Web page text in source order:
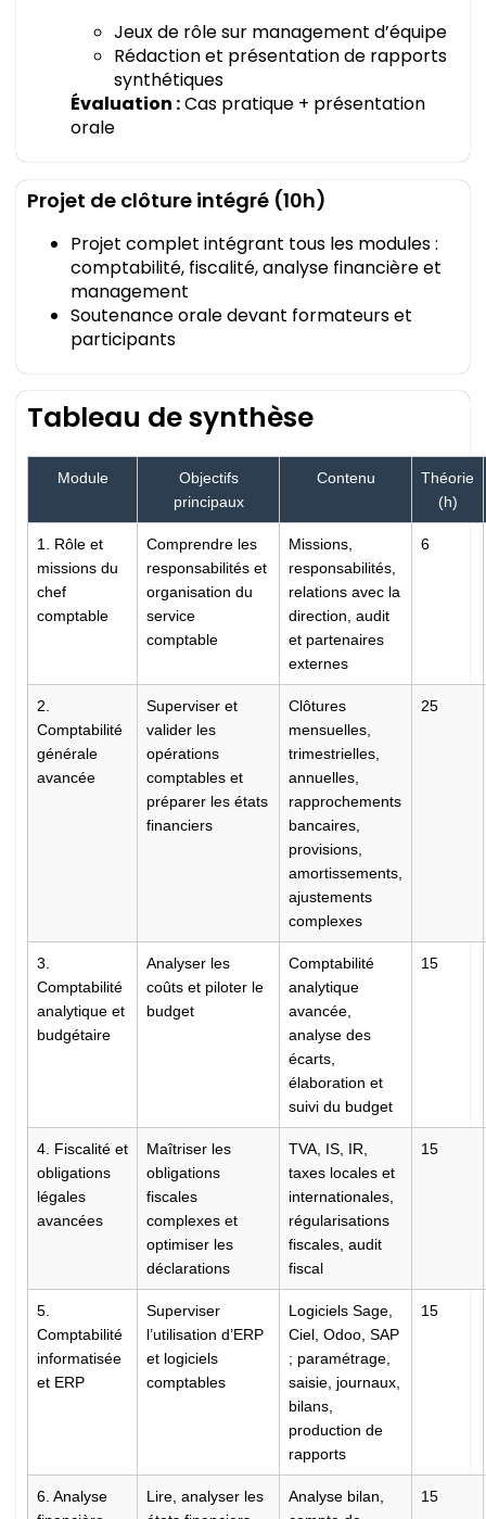
Jeux de rôle sur management d’équipe
Rédaction et présentation de rapports
synthétiques
Évaluation :Cas pratique + présentation
orale
Projet de clôture intégré (10h)
Projet complet intégrant tous les modules :
comptabilité, fiscalité, analyse financière et
management
Soutenance orale devant formateurs et
participants
Tableau de synthèse
Module
Objectifs
principaux
Contenu
Théorie
(h)
1. Rôle et
missions du
chef
comptable
Comprendre les
responsabilités et
organisation du
service
comptable
Missions,
responsabilités,
relations avec la
direction, audit
et partenaires
externes
6
2.
Comptabilité
générale
avancée
Superviser et
valider les
opérations
comptables et
préparer les états
financiers
Clôtures
mensuelles,
trimestrielles,
annuelles,
rapprochements
bancaires,
provisions,
amortissements,
ajustements
complexes
25
3.
Comptabilité
analytique et
budgétaire
Analyser les
coûts et piloter le
budget
Comptabilité
analytique
avancée,
analyse des
écarts,
élaboration et
suivi du budget
15
4. Fiscalité et
obligations
légales
avancées
Maîtriser les
obligations
fiscales
complexes et
optimiser les
déclarations
TVA, IS, IR,
taxes locales et
internationales,
régularisations
fiscales, audit
fiscal
15
5.
Comptabilité
informatisée
et ERP
Superviser
l’utilisation d’ERP
et logiciels
comptables
Logiciels Sage,
Ciel, Odoo, SAP
; paramétrage,
saisie, journaux,
bilans,
production de
rapports
15
6. Analyse
Lire, analyser les
Analyse bilan,
15